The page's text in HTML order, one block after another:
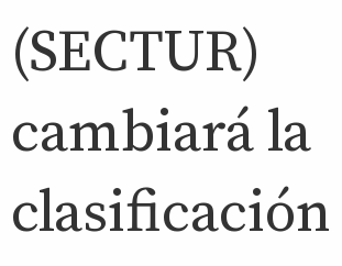
(SECTUR)
cambiará la
clasificación